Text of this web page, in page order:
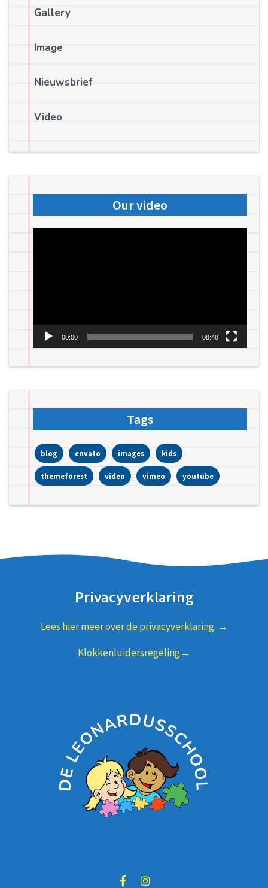
Gallery
Image
Nieuwsbrief
Video
Our video
00:00 08:48
Tags
blog envato images kids
themeforest video vimeo youtube
Privacyverklaring
Lees hier meer over de privacyverklaring. →
Klokkenluidersregeling→